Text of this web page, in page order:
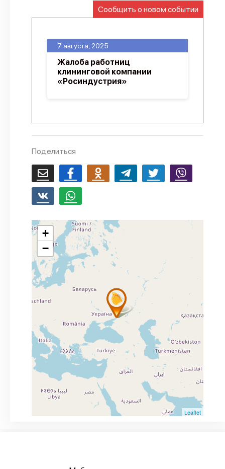
API
Политика конфиденциальности
Сообщить о новом событии
7 августа, 2025
Жалоба работниц
клининговой компании
«Росиндустрия»
Поделиться
+
−
Leaflet